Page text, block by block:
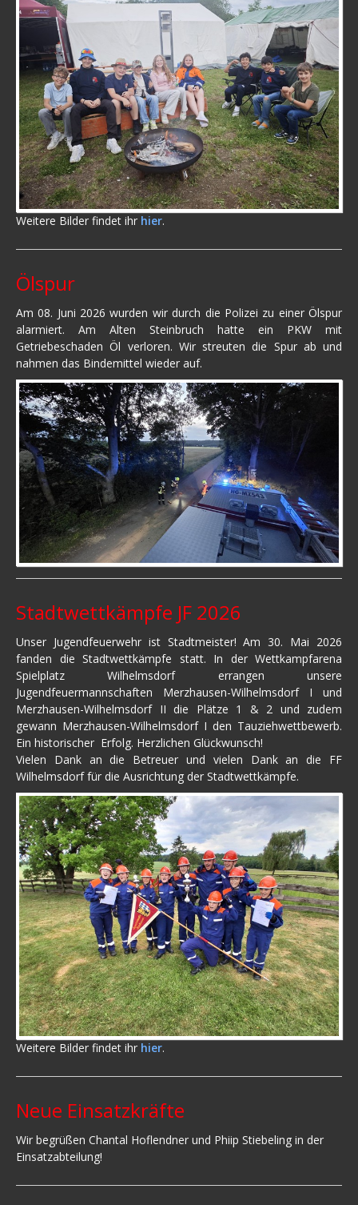
Weitere Bilder findet ihr hier.
Ölspur
Am 08. Juni 2026 wurden wir durch die Polizei zu einer Ölspur
alarmiert. Am Alten Steinbruch hatte ein PKW mit
Getriebeschaden Öl verloren. Wir streuten die Spur ab und
nahmen das Bindemittel wieder auf.
Stadtwettkämpfe JF 2026
Unser Jugendfeuerwehr ist Stadtmeister! Am 30. Mai 2026
fanden die Stadtwettkämpfe statt. In der Wettkampfarena
Spielplatz Wilhelmsdorf errangen unsere
Jugendfeuermannschaften Merzhausen-Wilhelmsdorf I und
Merzhausen-Wilhelmsdorf II die Plätze 1 & 2 und zudem
gewann Merzhausen-Wilhelmsdorf I den Tauziehwettbewerb.
Ein historischer Erfolg. Herzlichen Glückwunsch!
Vielen Dank an die Betreuer und vielen Dank an die FF
Wilhelmsdorf für die Ausrichtung der Stadtwettkämpfe.
Weitere Bilder findet ihr hier.
Neue Einsatzkräfte
Wir begrüßen Chantal Hoflendner und Phiip Stiebeling in der
Einsatzabteilung!